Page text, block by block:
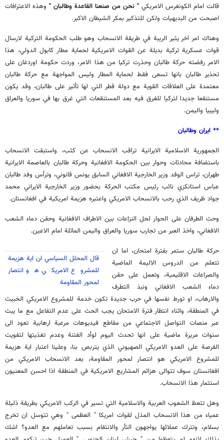
قالت امام الكونغرس الامريكي " نحن من صنعنا القاعدة وطالبان " وهذه الاعترافات
اصبحت من البديهيات ولكن للتذكير بمكر الشيطان الاكبر.
وهناك امر اخر يثير الريبة في طريقة الانسحاب وهو طلب الحكومة التركية لارسال
قوات عسكرية تركية بديلة عن القوات الامريكية لحماية مطار كابول الدولي، هذا
الامر رفضته حركة طالبان وحذرت تركيا من هذا الامر، وردت حكومة اوردغان على
تحذير طالبان بانها تسعى فقط لحماية المطار وليس المواجهة مع حركة طالبان
معتمدة على العلاقات القوية مع دولة قطر التي لها تأثير على طالبان، وقد يكون
مستنقعا جديدا لتركيا للغرق فيه بعد المستنقعات التي غرق بها في سوريا والعراق
وليبيا واليمن.
** ايران وطالبان
الجمهورية الاسلامية الايرانية تراقب الانسحاب عن كثب، واستبقت الانسحاب
باستضافة محادثات وحوار بين الحكومة الافغانية وحركة طالبان بالعاصمة الايرانية
طهران، تراس الوفد وزير الخارجية الافغاني السابق يونس قانوني، وترأس وفد طالبان
عباس استانكزي نائب رئيس مكتب الحركة بحضور وزير الخارجية الايراني محمد
جواد ظريف الذي رحب بالانسحاب الامريكي واعتبره هزيمة امريكية في افغانستان.
وحث الطرفان على الحوار لحل النزاعات بين الاطراف الافغانية وحقن دماء الشعب
الافغاني، واخذ العبر من تجارب سوريا والعراق واليمن الماثلة امام الاعين.
قال المحلل السياسي ان اية هزيمة
للمشروع الامريكي هو انتصار
لمحور المقاومة
حركة طالبان ستمر بفترة امتحان، اما ان
تتعلم من الدروس الاليمة الماضية
والصراعات الاقليمية، وتعمل على حقن
دماء الشعب الافغاني ونبذ التطرف
والارهاب، او تورط نفسها في حرب جديدة تكون خدمة للمشروع الامريكي الخبيث
في المنطقة، واثناء انتظار فترة الامتحان يجب الحث على عدم التفاعل مع ما يبث
عبر منصات التواصل الاجتماعي من مقاطع فيديوهات مرعبة ارهابية تعود الى
سنوات مريرة ماضية على انها تحدث اليوم لوأد الفتنة وعدم تغذيتها لتفويت
الفرصة على العدو الامريكي الصهيوني الذي يتربص بنا، وعلينا اعتبار اية هزيمة
للمشروع الامريكي هو انتصار لمحور المقاومة، بعد الانسحاب الامريكي من
افغانستان سوف تتوالى هزائم المشاريع الامريكية في المنطقة اذا احسن المعنيون
استثمار هذا الانسحاب.
وهل تتعظ الشعوب العربية والاسلامية التي تسير في الركب الامريكي بطريقة ذليلة
عمياء من هذا الانسحاب المذل لقوات امريكا " العظمى " وهي تتوسل ان تخرج
بسلام، وتترك عملائها يواجهون الثأر والانتقام بسبب تعاملهم مع العدو؟ اشك